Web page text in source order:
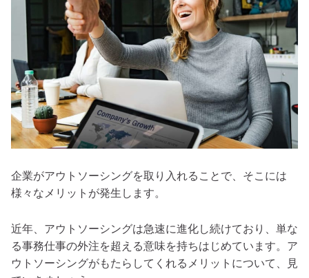
企業がアウトソーシングを取り入れることで、そこには
様々なメリットが発生します。
近年、アウトソーシングは急速に進化し続けており、単な
る事務仕事の外注を超える意味を持ちはじめています。ア
ウトソーシングがもたらしてくれるメリットについて、見